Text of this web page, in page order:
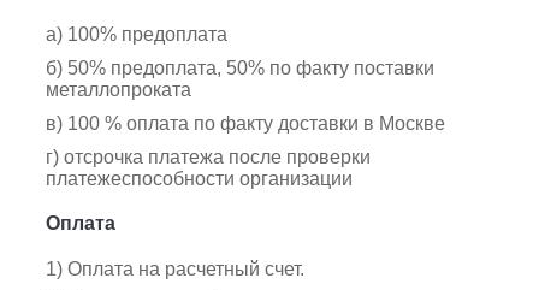
а) 100% предоплата
б) 50% предоплата, 50% по факту поставки
металлопроката
в) 100 % оплата по факту доставки в Москве
г) отсрочка платежа после проверки
платежеспособности организации
Оплата
1) Оплата на расчетный счет.